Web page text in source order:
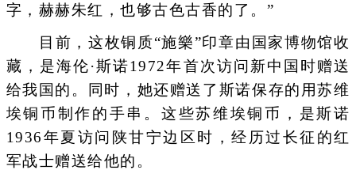
字，赫赫朱红，也够古色古香的了。”
目前，这枚铜质“施樂”印章由国家博物馆收
藏，是海伦·斯诺1972年首次访问新中国时赠送
给我国的。同时，她还赠送了斯诺保存的用苏维
埃铜币制作的手串。这些苏维埃铜币，是斯诺
1936年夏访问陕甘宁边区时，经历过长征的红
军战士赠送给他的。